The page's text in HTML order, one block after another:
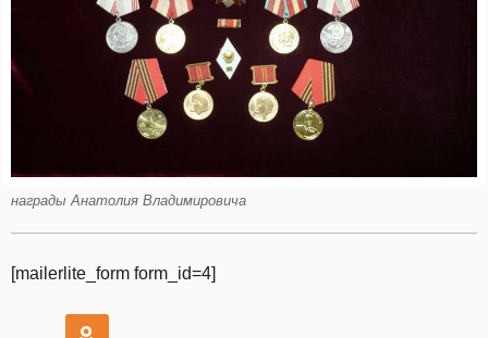
награды Анатолия Владимировича
[mailerlite_form form_id=4]